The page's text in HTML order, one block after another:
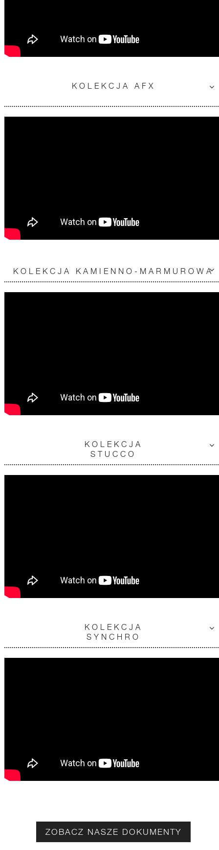
KOLEKCJA AFX
KOLEKCJA KAMIENNO-MARMUROWA
KOLEKCJA
STUCCO
KOLEKCJA
SYNCHRO
ZOBACZ NASZE DOKUMENTY